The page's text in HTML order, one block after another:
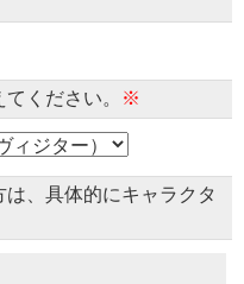
ください。 ※
は、具体的にキャラクタ